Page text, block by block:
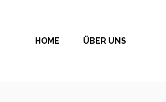
springenHOME ÜBER UNS